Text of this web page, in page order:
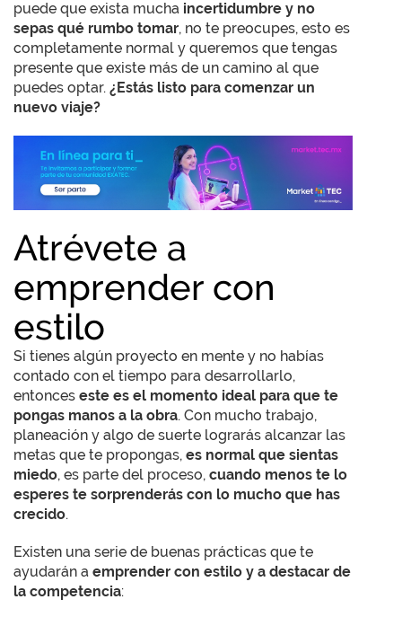
puede que exista mucha incertidumbre y no
sepas qué rumbo tomar, no te preocupes, esto es
completamente normal y queremos que tengas
presente que existe más de un camino al que
puedes optar. ¿Estás listo para comenzar un
nuevo viaje?
Atrévete a
emprender con
estilo
Si tienes algún proyecto en mente y no habías
contado con el tiempo para desarrollarlo,
entonces este es el momento ideal para que te
pongas manos a la obra. Con mucho trabajo,
planeación y algo de suerte lograrás alcanzar las
metas que te propongas, es normal que sientas
miedo, es parte del proceso, cuando menos te lo
esperes te sorprenderás con lo mucho que has
crecido.
Existen una serie de buenas prácticas que te
ayudarán a emprender con estilo y a destacar de
la competencia: